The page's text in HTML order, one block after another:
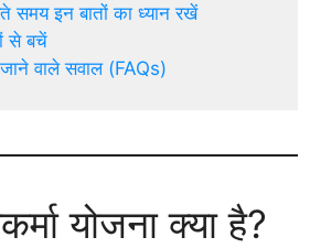
इन बातों का ध्यान रखें
से बचें
वाले सवाल (FAQs)
योजना क्या है?